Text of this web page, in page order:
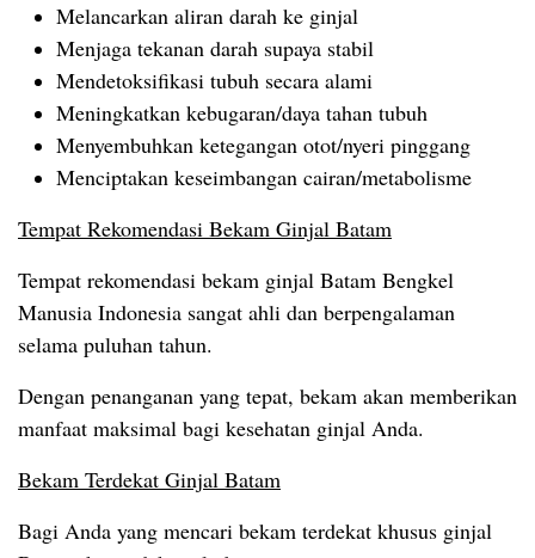
Melancarkan aliran darah ke ginjal
Menjaga tekanan darah supaya stabil
Mendetoksifikasi tubuh secara alami
Meningkatkan kebugaran/daya tahan tubuh
Menyembuhkan ketegangan otot/nyeri pinggang
Menciptakan keseimbangan cairan/metabolisme
Tempat Rekomendasi Bekam Ginjal Batam
Tempat rekomendasi bekam ginjal Batam Bengkel
Manusia Indonesia sangat ahli dan berpengalaman
selama puluhan tahun.
Dengan penanganan yang tepat, bekam akan memberikan
manfaat maksimal bagi kesehatan ginjal Anda.
Bekam Terdekat Ginjal Batam
Bagi Anda yang mencari bekam terdekat khusus ginjal